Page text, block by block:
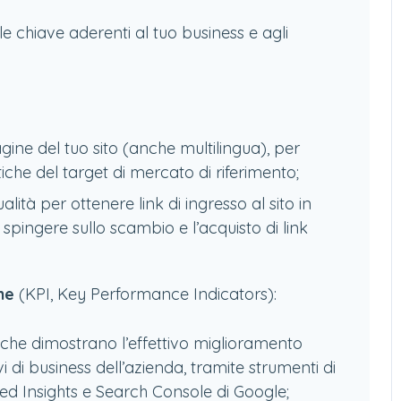
chiave aderenti al tuo business e agli
del tuo sito (anche multilingua), per
del target di mercato di riferimento;
per ottenere link di ingresso al sito in
sullo scambio e l’acquisto di link
(KPI, Key Performance Indicators):
dimostrano l’effettivo miglioramento
business dell’azienda, tramite strumenti di
Insights e Search Console di Google;